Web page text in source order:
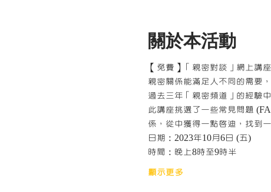
關於本活動
【免費】「親密對談」網上講
親密關係能滿足人不同的需要
過去三年「親密頻道」的經驗
此講座挑選了一些常見問題
係，從中獲得一點啟迪，找到
日期：2023年10月6日 (五)
時間：晚上8時至9時半
顯示更多